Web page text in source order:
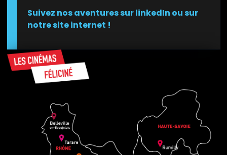
Suivez nos aventures surlinkedIn ou sur
notresite internet !